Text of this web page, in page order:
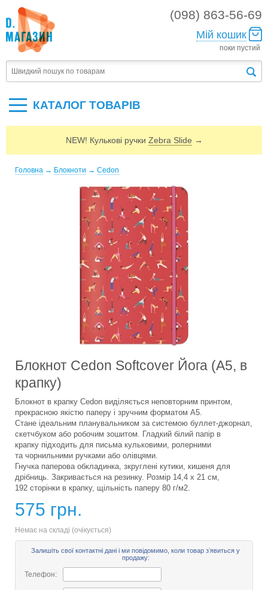
(098) 863-56-69
Мій кошик
поки пустий
КАТАЛОГ ТОВАРIВ
NEW! Кулькові ручки Zebra Slide →
Головна → Блокноти → Cedon
Блокнот Cedon Softcover Йога (A5, в
крапку)
Блокнот в крапку Cedon виділяється неповторним принтом,
прекрасною якістю паперу і зручним форматом А5.
Стане ідеальним планувальником за системою буллет-джорнал,
скетчбуком або робочим зошитом. Гладкий білий папір в
крапку підходить для письма кульковими, ролерними
та чорнильними ручками або олівцями.
Гнучка паперова обкладинка, зкруглені кутики, кишеня для
дрібниць. Закривається на резинку. Розмір 14,4 х 21 см,
192 сторінки в крапку, щільність паперу 80 г/м2.
575 грн.
Немає на складі (очікується)
Залишіть свої контактні дані і ми повідомимо, коли товар зʼявиться у
продажу:
Телефон: